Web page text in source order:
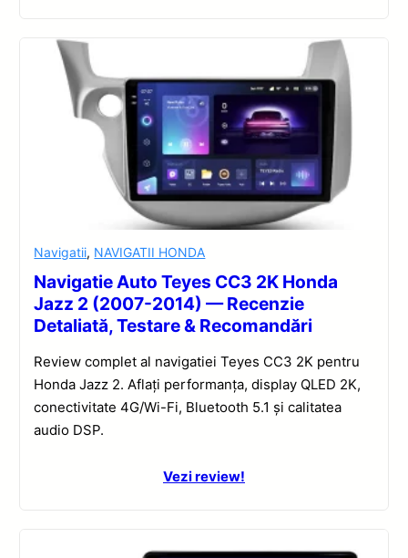
Navigatii, NAVIGATII HONDA
Navigatie Auto Teyes CC3 2K Honda
Jazz 2 (2007-2014) — Recenzie
Detaliată, Testare & Recomandări
Review complet al navigatiei Teyes CC3 2K pentru
Honda Jazz 2. Aflați performanța, display QLED 2K,
conectivitate 4G/Wi-Fi, Bluetooth 5.1 și calitatea
audio DSP.
Vezi review!